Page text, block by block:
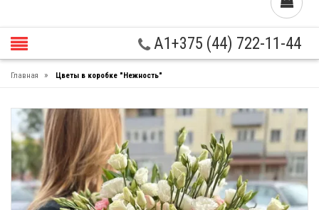
A1+375 (44) 722-11-44
Главная » Цветы в коробке "Нежность"